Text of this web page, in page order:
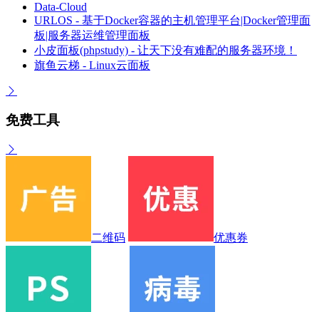
Data-Cloud
URLOS - 基于Docker容器的主机管理平台|Docker管理面
板|服务器运维管理面板
小皮面板(phpstudy) - 让天下没有难配的服务器环境！
旗鱼云梯 - Linux云面板
免费工具
二维码 优惠券